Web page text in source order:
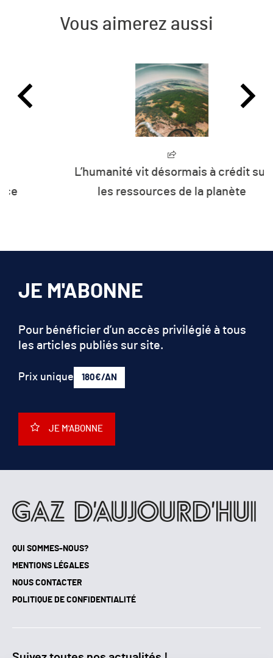
Vous aimerez aussi
L’humanité vit désormais à crédit sur
les ressources de la planète
QUI SOMMES-NOUS?
MENTIONS LÉGALES
NOUS CONTACTER
POLITIQUE DE CONFIDENTIALITÉ
JE M'ABONNE
Pour bénéficier d’un accès privilégié à tous
les articles publiés sur site.
Prix unique 180€/AN
JE M'ABONNE